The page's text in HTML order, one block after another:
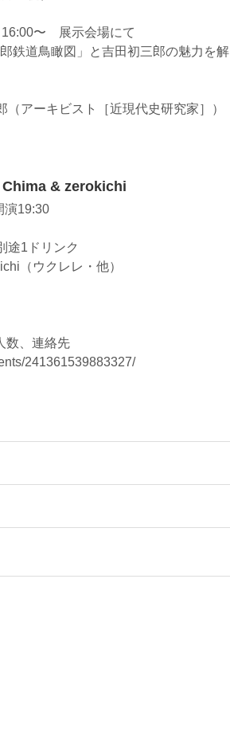
16:00〜 展示会場にて
鉄道鳥瞰図」と吉田初三郎の魅力を解
アーキビスト［近現代史研究家］）
Chima & zerokichi
演19:30
途1ドリンク
（ウクレレ・他）
、連絡先
241361539883327/